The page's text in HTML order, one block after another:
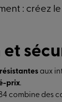
: créez
résistantes aux
prix.
combine des